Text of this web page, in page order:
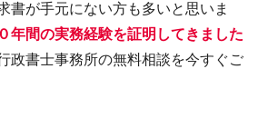
書が手元にない方も多いと思いま
年間の実務経験を証明してきました
政書士事務所の無料相談を今すぐご